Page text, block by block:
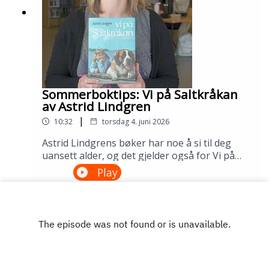
Sommerboktips: Vi på Saltkråkan
av Astrid Lindgren
10:32 | torsdag 4. juni 2026
Astrid Lindgrens bøker har noe å si til deg
uansett alder, og det gjelder også for Vi på
Saltkråkan. Dette er den eneste Lindgren-
boken som ble skrevet etter filmatiseringen,
generasjon. Lån den på biblioteket ditt!---
Innspilt på Sandnes bibliotek i april
Play